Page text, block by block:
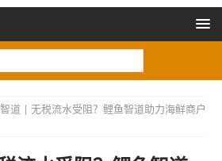
道 | 无税流水受阻？鲤鱼智道助力海鲜商户